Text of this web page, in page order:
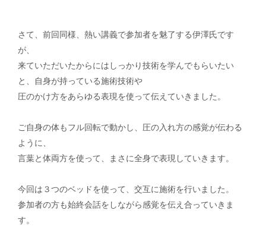
さて、前回同様、熱い講義で参加者を魅了する伊澤氏です
が、
来ていただいたからにはしっかり技術を学んでもらいたい
と、自身が持っている施術技術や
圧のかけ方をあらゆる表現を使って伝えていきました。
ご自身の体もフル回転で動かし、圧の入れ方の感覚が伝わる
ように、
言葉と体両方を使って、まさに全身で表現していきます。
今回は３つのベッドを使って、交互に施術を行いました。
参加者の方も始終会話をしながら感覚を伝え合っていきま
す。